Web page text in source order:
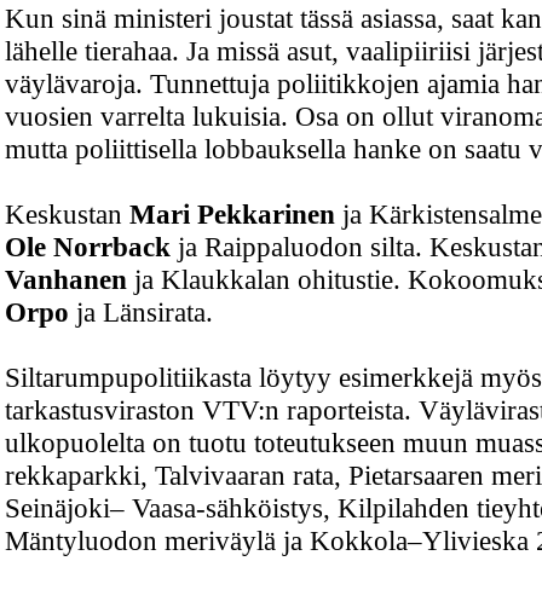
Kun sinä ministeri joustat tässä asiassa, saat
lähelle tierahaa. Ja missä asut, vaalipiiriisi
väylävaroja. Tunnettuja poliitikkojen ajamia
vuosien varrelta lukuisia. Osa on ollut
mutta poliittisella lobbauksella hanke on saatu
Keskustan Mari Pekkarinen ja
Ole Norrback ja Raippaluodon silta.
Vanhanen ja Klaukkalan ohitustie.
Orpo ja Länsirata.
Siltarumpupolitiikasta löytyy esimerkkejä
tarkastusviraston VTV:n raporteista.
ulkopuolelta on tuotu toteutukseen muun
rekkaparkki, Talvivaaran rata, Pietarsaaren
Seinäjoki– Vaasa-sähköistys, Kilpilahden
Mäntyluodon meriväylä ja Kokkola–Ylivieska